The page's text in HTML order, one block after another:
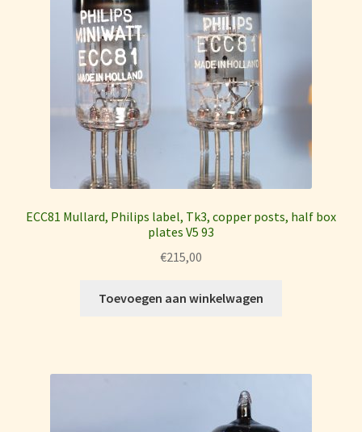
ECC81 Mullard, Philips label, Tk3, copper posts, half box
plates V5 93
€215,00
Toevoegen aan winkelwagen